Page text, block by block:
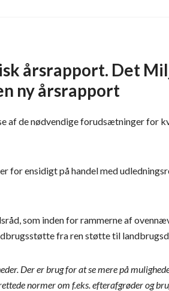
årsrapport. Det
ny årsrapport
af de nødvendige forudsætninger for
ensidigt på handel med
som inden for rammerne af
fra ren støtte til
Der er brug for at se mere på
normer om f.eks. efterafgrøder og